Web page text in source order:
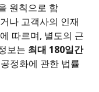
원칙으로 함
나 고객사의 인재
따르며, 별도의 근
보는 최대 180일간
정화에 관한 법률